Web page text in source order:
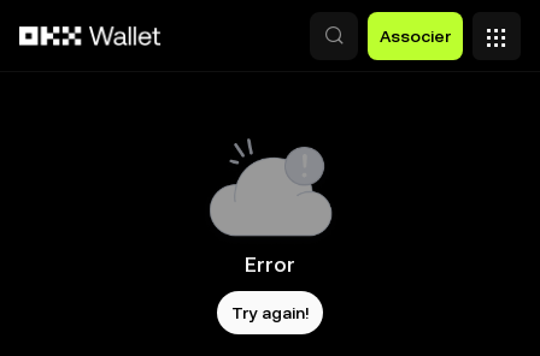
Associer
Error
Try again!